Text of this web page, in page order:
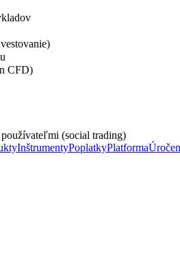
CFD)
(social trading)
InštrumentyPoplatkyPlatforma